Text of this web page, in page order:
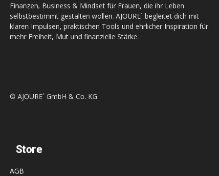
Finanzen, Business & Mindset für Frauen, die ihr Leben
selbstbestimmt gestalten wollen. AJOURE´ begleitet dich mit
klaren Impulsen, praktischen Tools und ehrlicher Inspiration für
mehr Freiheit, Mut und finanzielle Stärke.
© AJOURE´ GmbH & Co. KG
Store
AGB